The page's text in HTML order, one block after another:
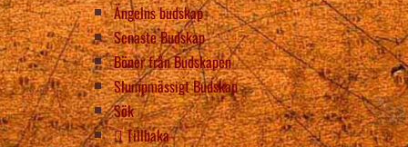
Ängelns budskap
Senaste Budskap
Böner från Budskapen
Slumpmässigt Budskap
Sök
Tillbaka